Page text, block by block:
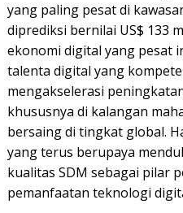
yang paling pesat di
diprediksi bernilai US$ 133
ekonomi digital yang pesat
talenta digital yang
mengakselerasi
khususnya di kalangan
bersaing di tingkat global.
yang terus berupaya
kualitas SDM sebagai pilar
pemanfaatan teknologi